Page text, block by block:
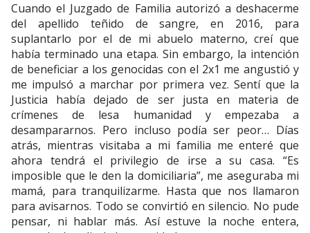
Cuando el Juzgado de Familia autorizó a deshacerme
del apellido teñido de sangre, en 2016, para
suplantarlo por el de mi abuelo materno, creí que
había terminado una etapa. Sin embargo, la intención
de beneficiar a los genocidas con el 2x1 me angustió y
me impulsó a marchar por primera vez. Sentí que la
Justicia había dejado de ser justa en materia de
crímenes de lesa humanidad y empezaba a
desampararnos. Pero incluso podía ser peor… Días
atrás, mientras visitaba a mi familia me enteré que
ahora tendrá el privilegio de irse a su casa. “Es
imposible que le den la domiciliaria”, me aseguraba mi
mamá, para tranquilizarme. Hasta que nos llamaron
para avisarnos. Todo se convirtió en silencio. No pude
pensar, ni hablar más. Así estuve la noche entera,